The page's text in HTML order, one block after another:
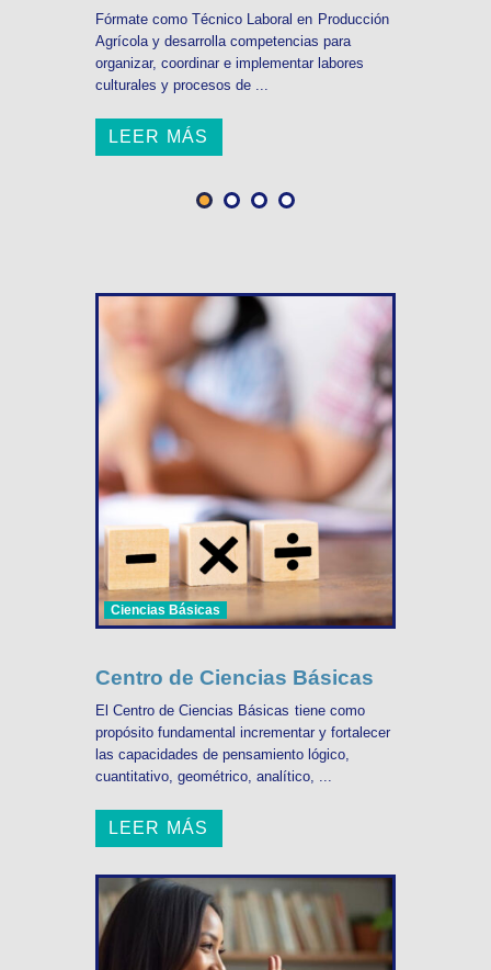
Fórmate como Técnico Laboral en Producción
Agrícola y desarrolla competencias para
organizar, coordinar e implementar labores
culturales y procesos de ...
LEER MÁS
Ciencias Básicas
Centro de Ciencias Básicas
El Centro de Ciencias Básicas tiene como
propósito fundamental incrementar y fortalecer
las capacidades de pensamiento lógico,
cuantitativo, geométrico, analítico, ...
LEER MÁS